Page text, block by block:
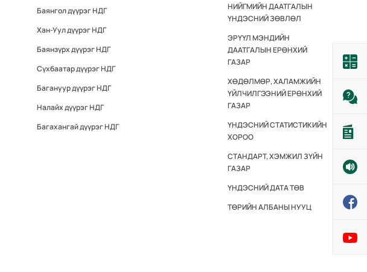
Баянгол дүүрэг НДГ
Хан-Уул дүүрэг НДГ
Баянзүрх дүүрэг НДГ
Сүхбаатар дүүрэг НДГ
Багануур дүүрэг НДГ
Налайх дүүрэг НДГ
Багахангай дүүрэг НДГ
НИЙГМИЙН ДААТГАЛЫН
ҮНДЭСНИЙ ЗӨВЛӨЛ
ЭРҮҮЛ МЭНДИЙН
ДААТГАЛЫН ЕРӨНХИЙ
ГАЗАР
ХӨДӨЛМӨР, ХАЛАМЖИЙН
ҮЙЛЧИЛГЭЭНИЙ ЕРӨНХИЙ
ГАЗАР
ҮНДЭСНИЙ СТАТИСТИКИЙН
ХОРОО
СТАНДАРТ, ХЭМЖИЛ ЗҮЙН
ГАЗАР
ҮНДЭСНИЙ ДАТА ТӨВ
ТӨРИЙН АЛБАНЫ НУУЦ